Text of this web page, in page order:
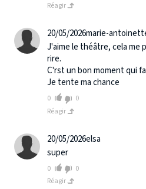
Réagir
20/05/2026marie-
J'aime le théâtre, cela me
rire.
C'rst un bon moment qui
Je tente ma chance
0
0
Réagir
20/05/2026elsa
super
0
0
Réagir